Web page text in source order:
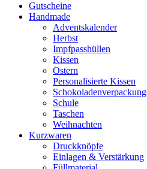
Gutscheine
Handmade
Adventskalender
Herbst
Impfpasshüllen
Kissen
Ostern
Personalisierte Kissen
Schokoladenverpackung
Schule
Taschen
Weihnachten
Kurzwaren
Druckknöpfe
Einlagen & Verstärkung